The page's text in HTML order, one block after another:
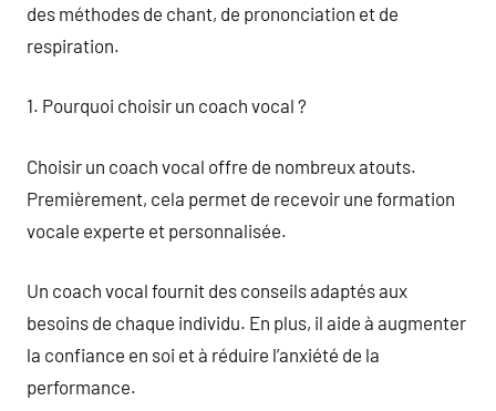
des méthodes de chant, de prononciation et de
respiration.
1. Pourquoi choisir un coach vocal ?
Choisir un coach vocal offre de nombreux atouts.
Premièrement, cela permet de recevoir une formation
vocale experte et personnalisée.
Un coach vocal fournit des conseils adaptés aux
besoins de chaque individu. En plus, il aide à augmenter
la confiance en soi et à réduire l’anxiété de la
performance.